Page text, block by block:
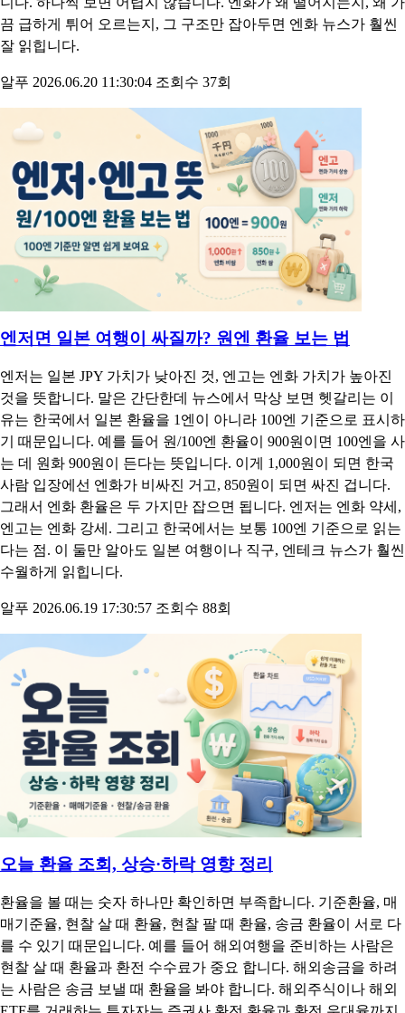
끔 급하게 튀어 오르는지, 그 구조만 잡아두면 엔화 뉴스가 훨씬
잘 읽힙니다.
알푸 2026.06.20 11:30:04 조회수 37회
엔저면 일본 여행이 싸질까? 원엔 환율 보는 법
엔저는 일본 JPY 가치가 낮아진 것, 엔고는 엔화 가치가 높아진
것을 뜻합니다. 말은 간단한데 뉴스에서 막상 보면 헷갈리는 이
유는 한국에서 일본 환율을 1엔이 아니라 100엔 기준으로 표시하
기 때문입니다. 예를 들어 원/100엔 환율이 900원이면 100엔을 사
는 데 원화 900원이 든다는 뜻입니다. 이게 1,000원이 되면 한국
사람 입장에선 엔화가 비싸진 거고, 850원이 되면 싸진 겁니다.
그래서 엔화 환율은 두 가지만 잡으면 됩니다. 엔저는 엔화 약세,
엔고는 엔화 강세. 그리고 한국에서는 보통 100엔 기준으로 읽는
다는 점. 이 둘만 알아도 일본 여행이나 직구, 엔테크 뉴스가 훨씬
수월하게 읽힙니다.
알푸 2026.06.19 17:30:57 조회수 88회
오늘 환율 조회, 상승·하락 영향 정리
환율을 볼 때는 숫자 하나만 확인하면 부족합니다. 기준환율, 매
매기준율, 현찰 살 때 환율, 현찰 팔 때 환율, 송금 환율이 서로 다
를 수 있기 때문입니다. 예를 들어 해외여행을 준비하는 사람은
현찰 살 때 환율과 환전 수수료가 중요 합니다. 해외송금을 하려
는 사람은 송금 보낼 때 환율을 봐야 합니다. 해외주식이나 해외